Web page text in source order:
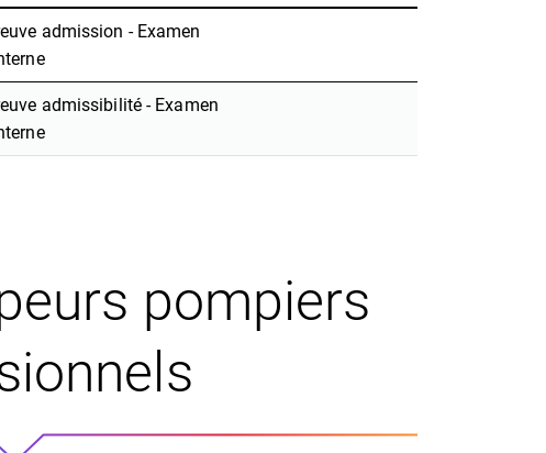
admission - Examen
admissibilité - Examen
pompiers